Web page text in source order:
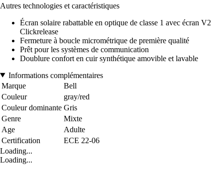
Autres technologies et caractéristiques
Écran solaire rabattable en optique de classe 1 avec écran V2
Clickrelease
Fermeture à boucle micrométrique de première qualité
Prêt pour les systèmes de communication
Doublure confort en cuir synthétique amovible et lavable
Informations complémentaires
Marque
Bell
Couleur
gray/red
Couleur dominante Gris
Genre
Mixte
Age
Adulte
Certification
ECE 22-06
Loading...
Loading...